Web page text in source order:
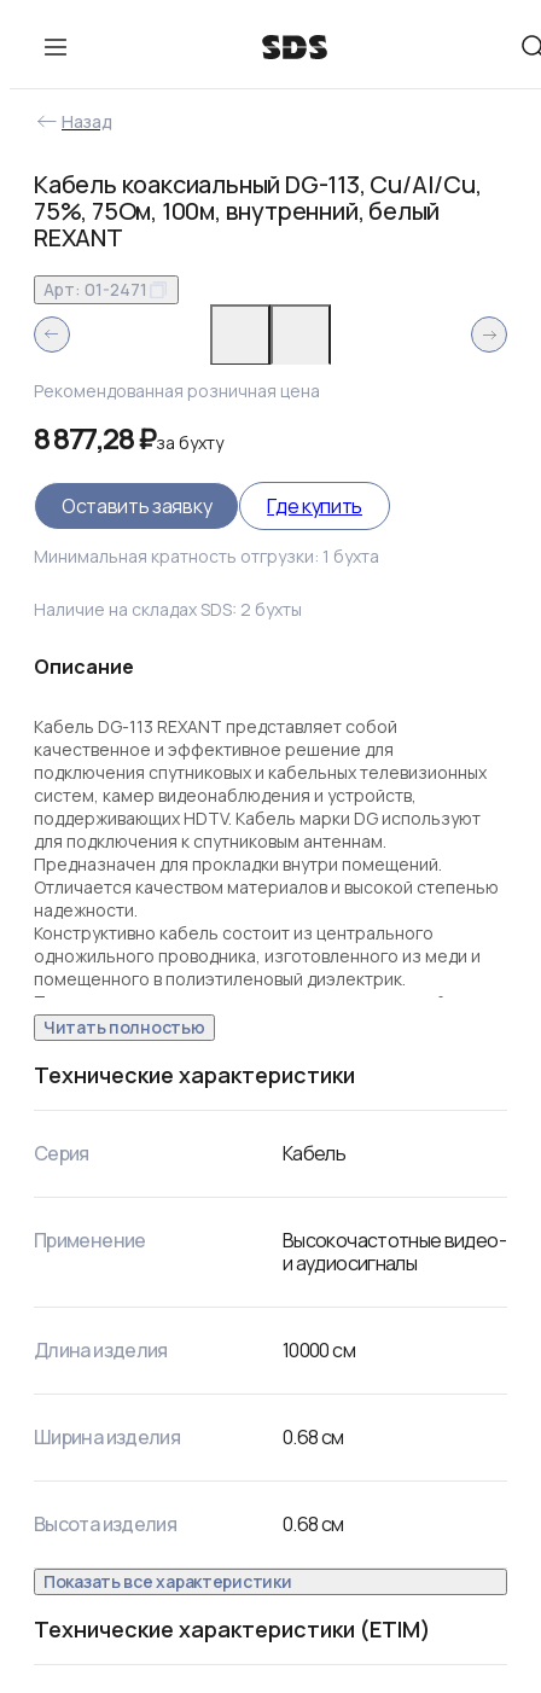
Назад
Кабель коаксиальный DG-113, Cu/Al/Cu,
75%, 75Ом, 100м, внутренний, белый
REXANT
Арт: 01-2471
Рекомендованная розничная цена
8 877,28 ₽за бухту
Оставить заявку Где купить
Минимальная кратность отгрузки: 1 бухта
Наличие на складах SDS: 2 бухты
Описание
Кабель DG-113 REXANT представляет собой
качественное и эффективное решение для
подключения спутниковых и кабельных телевизионных
систем, камер видеонаблюдения и устройств,
поддерживающих HDTV. Кабель марки DG используют
для подключения к спутниковым антеннам.
Предназначен для прокладки внутри помещений.
Отличается качеством материалов и высокой степенью
надежности.
Конструктивно кабель состоит из центрального
одножильного проводника, изготовленного из меди и
помещенного в полиэтиленовый диэлектрик.
Поверх изоляции наложен экран из алюминиевой
фольги, на котором располагается внешний проводник
из медной проволоки в виде оплетки плотностью 75%,
что надежно защищает передаваемый сигнал от
внешних помех. Внешняя оболочка белого цвета
выполнена из ПВХ.
Диаметр проволоки экрана: 0,12-0,15 мм.
Читать полностью
Технические характеристики
Серия Кабель
Применение
Высокочастотные видео-
и аудиосигналы
Длина изделия 10000см
Ширина изделия 0.68см
Высота изделия 0.68см
Показать все характеристики
Технические характеристики (ETIM)